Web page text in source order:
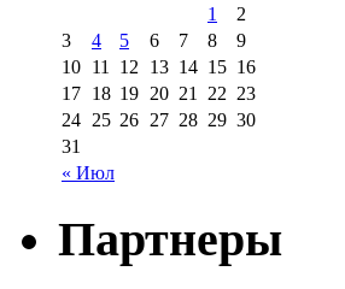
« Июл
1
2
3
4 5 6 7 8
9
10 11 12 13 14 15 16
17 18 19 20 21 22 23
24 25 26 27 28 29 30
31
Партнеры